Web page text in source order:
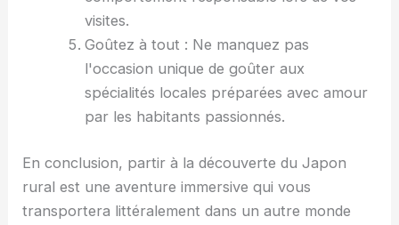
visites.
Goûtez à tout : Ne manquez pas
l'occasion unique de goûter aux
spécialités locales préparées avec amour
par les habitants passionnés.
En conclusion, partir à la découverte du Japon
rural est une aventure immersive qui vous
transportera littéralement dans un autre monde